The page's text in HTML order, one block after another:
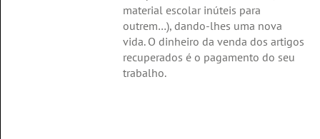
material escolar inúteis para
outrem…), dando-lhes uma nova
vida. O dinheiro da venda dos artigos
recuperados é o pagamento do seu
trabalho.